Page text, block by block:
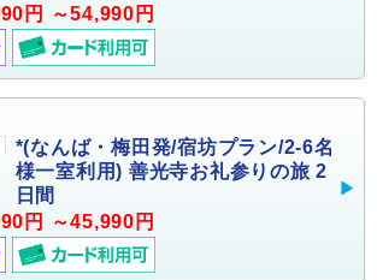
円 ～54,990円
*(なんば・梅田発/宿坊プラン/2-6名
様一室利用) 善光寺お礼参りの旅 2
日間
円 ～45,990円